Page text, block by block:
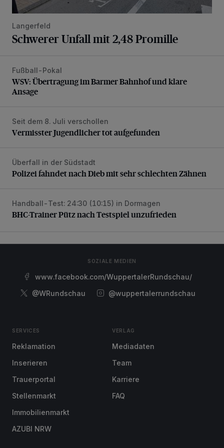
Langerfeld
Schwerer Unfall mit 2,48 Promille
WSV: Übertragung im Barmer Bahnhof und klare Ansage
Fußball-Pokal
WSV: Übertragung im Barmer Bahnhof und klare
Ansage
Vermisster Jugendlicher tot aufgefunden
Seit dem 8. Juli verschollen
Vermisster Jugendlicher tot aufgefunden
Polizei fahndet nach Dieb mit sehr schlechten Zähnen
Überfall in der Südstadt
Polizei fahndet nach Dieb mit sehr schlechten Zähnen
BHC-Trainer Pütz nach Testspiel unzufrieden
Handball-Test: 24:30 (10:15) in Dormagen
BHC-Trainer Pütz nach Testspiel unzufrieden
SOZIALE MEDIEN
www.facebook.com/WuppertalerRundschau/
@WRundschau
@wuppertalerrundschau
SERVICES
Reklamation
Inserieren
Trauerportal
Stellenmarkt
Immobilienmarkt
AZUBI NRW
VERLAG
Mediadaten
Team
Karriere
FAQ